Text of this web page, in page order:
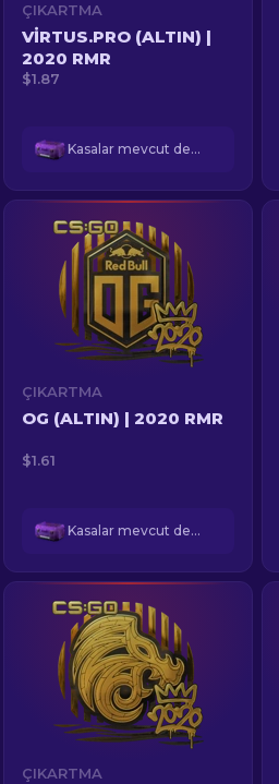
ÇIKARTMA
VIRTUS.PRO (ALTIN) |
2020 RMR
$1.87
Kasalar mevcut değil
ÇIKARTMA
OG (ALTIN) | 2020 RMR
$1.61
Kasalar mevcut değil
ÇIKARTMA